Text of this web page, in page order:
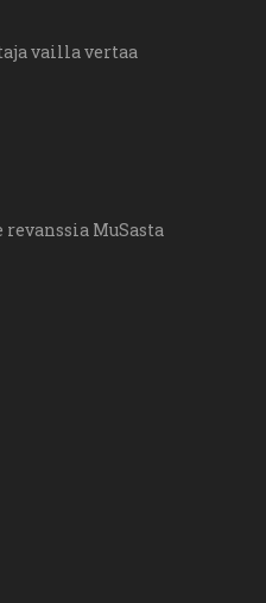
vailla vertaa
MuSasta